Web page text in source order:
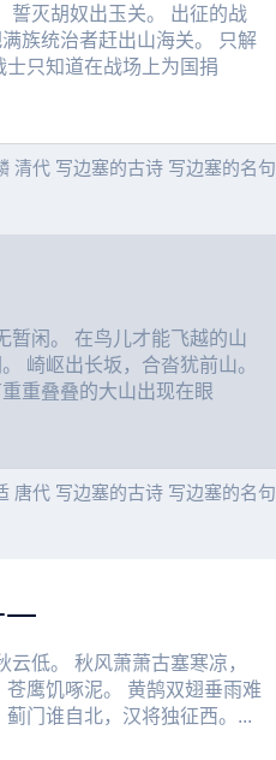
誓灭胡奴出玉关。 出征的战
族统治者赶出山海关。 只解
只知道在战场上为国捐
清代 写边塞的古诗 写边塞的名句
暂闲。 在鸟儿才能飞越的山
崎岖出长坂，合沓犹前山。
重叠叠的大山出现在眼
唐代 写边塞的古诗 写边塞的名句
低。 秋风萧萧古塞寒凉，
鹰饥啄泥。 黄鹄双翅垂雨难
门谁自北，汉将独征西。...